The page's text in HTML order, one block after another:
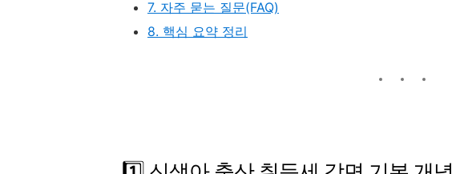
7. 자주 묻는 질문(FAQ)
8. 핵심 요약 정리